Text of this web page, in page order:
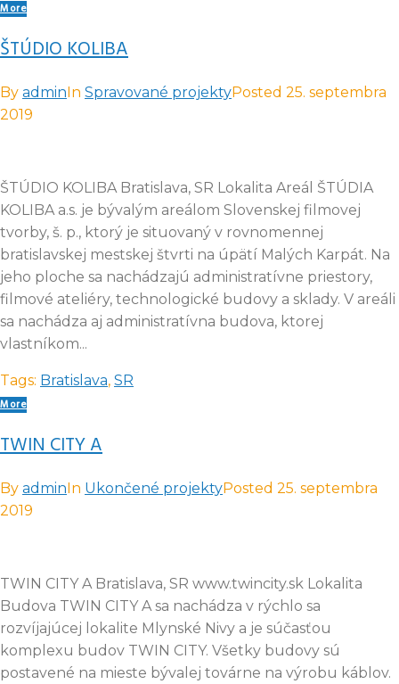
More
ŠTÚDIO KOLIBA
By admin In Spravované projektyPosted 25. septembra
2019
ŠTÚDIO KOLIBA Bratislava, SR Lokalita Areál ŠTÚDIA
KOLIBA a.s. je bývalým areálom Slovenskej filmovej
tvorby, š. p., ktorý je situovaný v rovnomennej
bratislavskej mestskej štvrti na úpätí Malých Karpát. Na
jeho ploche sa nachádzajú administratívne priestory,
filmové ateliéry, technologické budovy a sklady. V areáli
sa nachádza aj administratívna budova, ktorej
vlastníkom...
Tags: Bratislava, SR
More
TWIN CITY A
By admin In Ukončené projektyPosted 25. septembra
2019
TWIN CITY A Bratislava, SR www.twincity.sk Lokalita
Budova TWIN CITY A sa nachádza v rýchlo sa
rozvíjajúcej lokalite Mlynské Nivy a je súčasťou
komplexu budov TWIN CITY. Všetky budovy sú
postavené na mieste bývalej továrne na výrobu káblov.